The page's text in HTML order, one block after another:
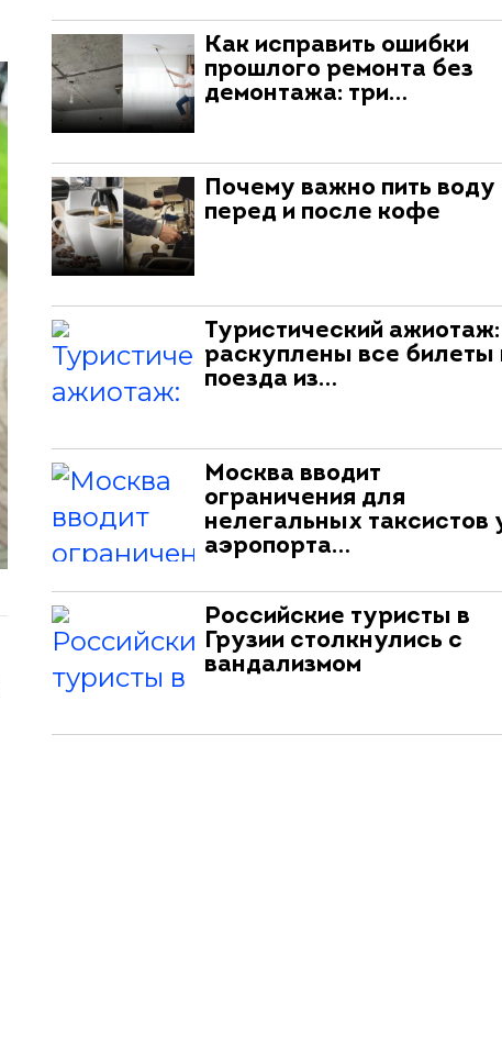
Как исправить ошибки
прошлого ремонта без
демонтажа: три…
Почему важно пить воду
перед и после кофе
Туристический ажиотаж:
раскуплены все билеты
поезда из…
Москва вводит
ограничения для
нелегальных таксистов
аэропорта…
Российские туристы в
Грузии столкнулись с
вандализмом